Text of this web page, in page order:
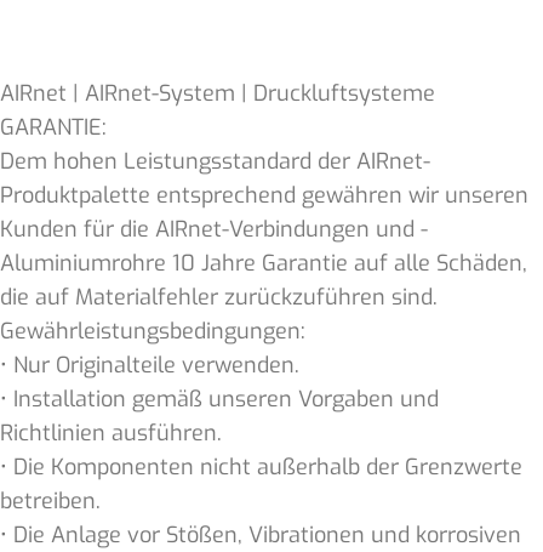
AIRnet | AIRnet-System | Druckluftsysteme
GARANTIE:
Dem hohen Leistungsstandard der AIRnet-
Produktpalette entsprechend gewähren wir unseren
Kunden für die AIRnet-Verbindungen und -
Aluminiumrohre 10 Jahre Garantie auf alle Schäden,
die auf Materialfehler zurückzuführen sind.
Gewährleistungsbedingungen:
• Nur Originalteile verwenden.
• Installation gemäß unseren Vorgaben und
Richtlinien ausführen.
• Die Komponenten nicht außerhalb der Grenzwerte
betreiben.
• Die Anlage vor Stößen, Vibrationen und korrosiven